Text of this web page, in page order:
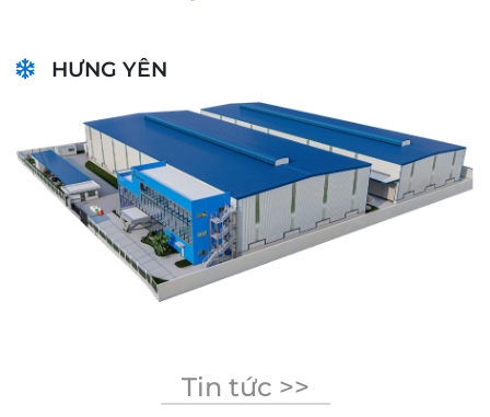
HƯNG YÊN
Tin tức >>